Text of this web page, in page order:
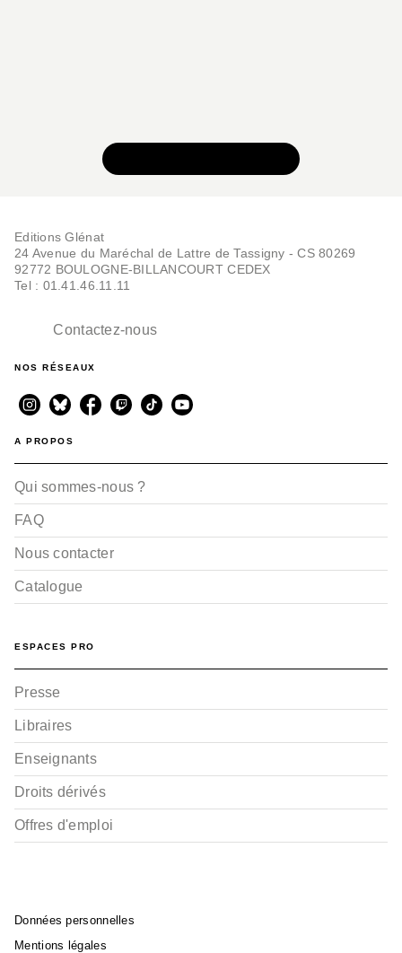
Editions Glénat
24 Avenue du Maréchal de Lattre de Tassigny - CS 80269
92772 BOULOGNE-BILLANCOURT CEDEX
Tel : 01.41.46.11.11
Contactez-nous
NOS RÉSEAUX
A PROPOS
Qui sommes-nous ?
FAQ
Nous contacter
Catalogue
ESPACES PRO
Presse
Libraires
Enseignants
Droits dérivés
Offres d'emploi
Données personnelles
Mentions légales